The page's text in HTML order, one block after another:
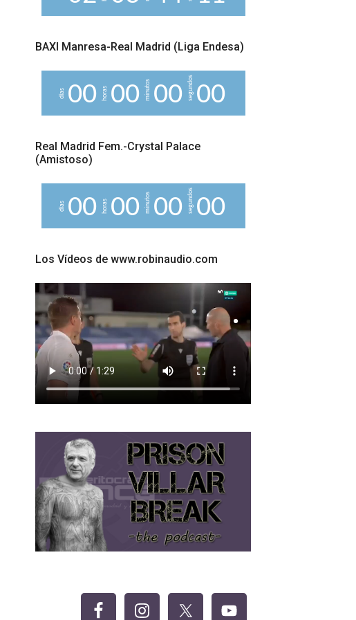
1
BAXI Manresa-Real Madrid (Liga Endesa)
días 00 horas 00 minutos 00segundos00
Real Madrid Fem.-Crystal Palace
(Amistoso)
días 00 horas 00 minutos 00segundos00
Los Vídeos de www.robinaudio.com